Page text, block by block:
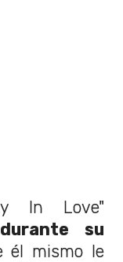
In Love"
su
él mismo le